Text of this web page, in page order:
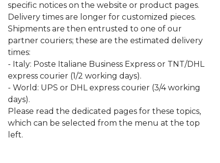
specific notices on the website or product pages.
Delivery times are longer for customized pieces.
Shipments are then entrusted to one of our
partner couriers; these are the estimated delivery
times:
- Italy: Poste Italiane Business Express or TNT/DHL
express courier (1/2 working days).
- World: UPS or DHL express courier (3/4 working
days).
Please read the dedicated pages for these topics,
which can be selected from the menu at the top
left.